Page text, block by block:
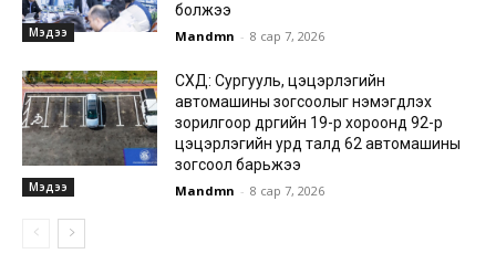
Мэдээ
болжээ
Mandmn - 8 сар 7, 2026
Мэдээ
СХД: Сургууль, цэцэрлэгийн
автомашины зогсоолыг нэмэгдүүлэх
зорилгоор дүүргийн 19-р хороонд 92-р
цэцэрлэгийн урд талд 62 автомашины
зогсоол барьжээ
Mandmn - 8 сар 7, 2026